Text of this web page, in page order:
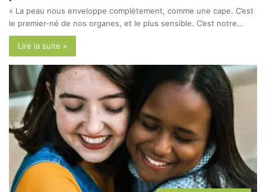
« La peau nous enveloppe complètement, comme une cape. C’est
le premier-né de nos organes, et le plus sensible. C’est notre…
Lire la suite »